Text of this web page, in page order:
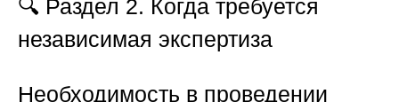
🔍 Раздел 2. Когда требуется
независимая экспертиза
Необходимость в проведении